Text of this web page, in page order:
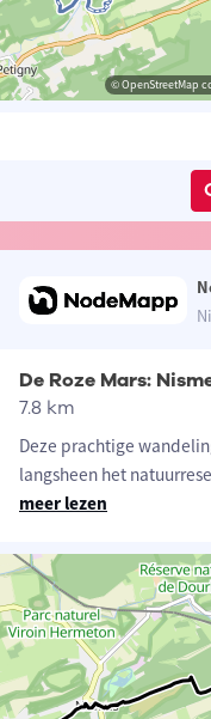
© OpenStreetMap
De Roze Mars:
7.8 km
Deze prachtige
langsheen het
meer lezen